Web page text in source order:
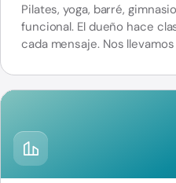
Pilates, yoga, barré,
funcional. El dueño hace
cada mensaje. Nos